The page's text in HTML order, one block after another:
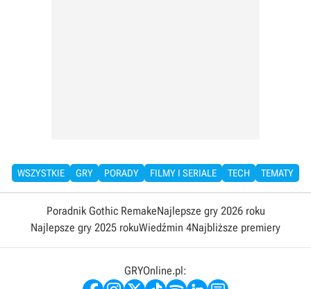
WSZYSTKIE GRY PORADY FILMY I SERIALE TECH TEMATY
Poradnik Gothic RemakeNajlepsze gry 2026 roku
Najlepsze gry 2025 rokuWiedźmin 4Najbliższe premiery
GRYOnline.pl: